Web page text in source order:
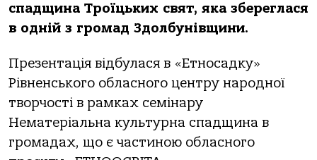
спадщина Троїцьких свят, яка збереглася
в одній з громад Здолбунівщини.
Презентація відбулася в «Етносадку»
Рівненського обласного центру народної
творчості в рамках семінару
Нематеріальна культурна спадщина в
громадах, що є частиною обласного